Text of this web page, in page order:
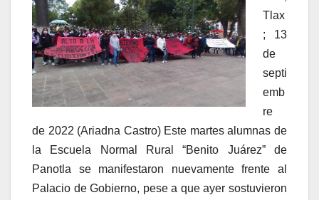
Tlax
; 13
de
septi
emb
re
de 2022 (Ariadna Castro) Este martes alumnas de
la Escuela Normal Rural “Benito Juárez” de
Panotla se manifestaron nuevamente frente al
Palacio de Gobierno, pese a que ayer sostuvieron